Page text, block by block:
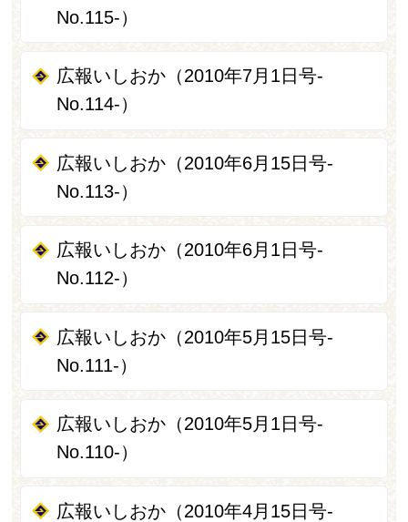
No.115-）
広報いしおか（2010年7月1日号-
No.114-）
広報いしおか（2010年6月15日号-
No.113-）
広報いしおか（2010年6月1日号-
No.112-）
広報いしおか（2010年5月15日号-
No.111-）
広報いしおか（2010年5月1日号-
No.110-）
広報いしおか（2010年4月15日号-